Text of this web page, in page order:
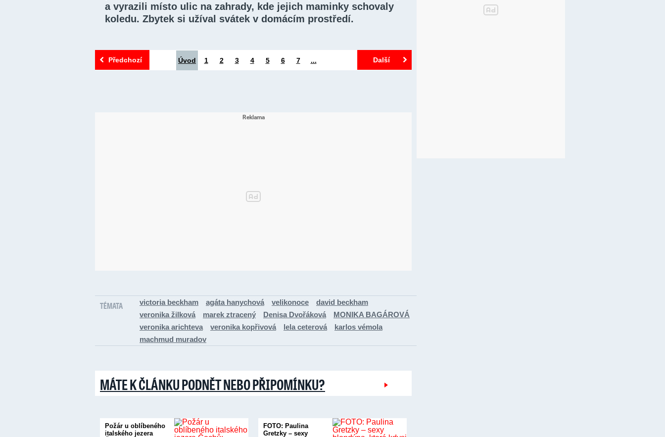
a vyrazili místo ulic na zahrady, kde jejich maminky schovaly
koledu. Zbytek si užíval svátek v domácím prostředí.
Předchozí Úvod 1 2 3 4 5 6 7 ... Další
TÉMATA victoria beckham agáta hanychová velikonoce
david beckham
veronika žilková
marek ztracený Denisa Dvořáková
MONIKA BAGÁROVÁ
veronika arichteva
veronika kopřivová lela ceterová
karlos vémola
machmud muradov
MÁTE K ČLÁNKU PODNĚT NEBO PŘIPOMÍNKU?
Požár u oblíbeného
italského jezera
FOTO: Paulina
Gretzky – sexy